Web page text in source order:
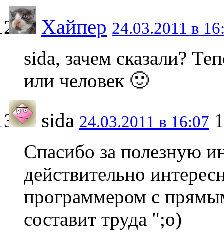
Хайпер 24.03.2011 в
sida, зачем сказали?
или человек 🙂
sida 24.03.2011 в 16:07
Спасибо за полезную
действительно
программером с
составит труда ";о)